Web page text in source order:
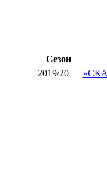
Сезон
2019/20 «СКА